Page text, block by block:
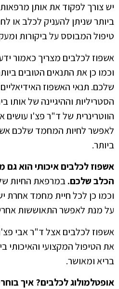
יש צורך לפקוד את אותן מרפאות
ביותר שניתן להעניק לכלב או
טיפול המבוסס על ביקורות
אשפוז לכלבים מצריך כאמור
וכמו כן את התנאים הטובים
שלכם. תנאי האשפוז
הסטריליות וההיגיינה של אותו
הווטרינרית של ד"ר פצ'ו
לאפשר לחיות המחמד שלכם
ביותר.
אשפוז לכלבים איכותי הוא גם
הכלב שלכם.במרפאת החיות
וכמו כן לכל חיית מחמד אחרת
על מנת לאפשר התאוששות אחרי
אשפוז לכלבים אצל ד"ר אבי
את הטיפול המקצועי והאיכותי
בריא ומאושר.
אופטלמולוג לכלבים? איך